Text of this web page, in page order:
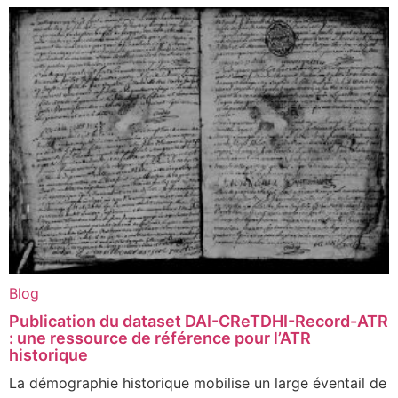
Blog
Publication du dataset DAI-CReTDHI-Record-ATR
: une ressource de référence pour l’ATR
historique
La démographie historique mobilise un large éventail de